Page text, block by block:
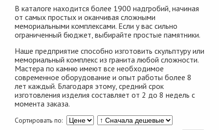
В каталоге находится более 1900 надгробий, начиная
от самых простых и оканчивая сложными
мемориальными комплексами. Если у вас сильно
ограниченный бюджет, выбирайте простые памятники.
Наше предприятие способно изготовить скульптуру или
мемориальный комплекс из гранита любой сложности.
Мастера по камню имеют все необходимое
современное оборудование и опыт работы более 8
лет каждый. Благодаря этому, средний срок
изготовления изделия составляет от 2 до 8 недель с
момента заказа.
Сортировать по: